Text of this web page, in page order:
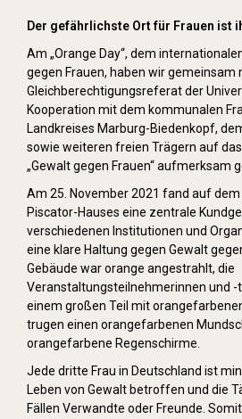
Der gefährlichste Ort für Frauen ist
Am „Orange Day“, dem
gegen Frauen, haben wir gemeinsam
Gleichberechtigungsreferat der
Kooperation mit dem kommunalen
Landkreises Marburg-Biedenkopf,
sowie weiteren freien Trägern auf
„Gewalt gegen Frauen“ aufmerksam
Am 25. November 2021 fand auf
Piscator-Hauses eine zentrale
verschiedenen Institutionen und
eine klare Haltung gegen Gewalt
Gebäude war orange angestrahlt, die
Veranstaltungsteilnehmerinnen und
einem großen Teil mit
trugen einen orangefarbenen
orangefarbene Regenschirme.
Jede dritte Frau in Deutschland ist
Leben von Gewalt betroffen und die
Fällen Verwandte oder Freunde.